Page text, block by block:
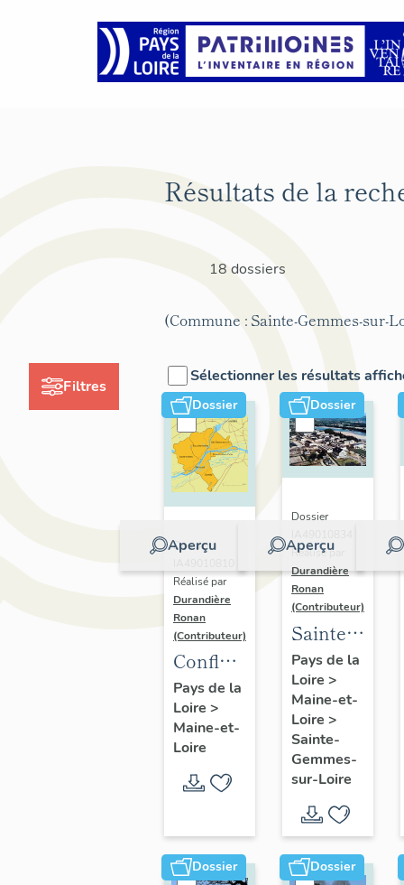
Filtres
Résultats de la
18 dossiers
(Commune : Sainte-Gemmes-sur-
Sélectionner les résultats
Dossier
Aperçu
Dossier
Réalisé par
Durandière
Ronan
(Contributeur)
Confluence
Maine-
Loire :
présentation
l'opération
Pays de la
Loire >
Maine-et-
Loire
Dossier
Aperçu
Dossier
Réalisé par
Durandière
Ronan
(Contributeur)
Sainte-
Gemmes-
sur-
Loire :
présentation
de la
commune
Pays de la
Loire >
Maine-et-
Loire >
Sainte-
Gemmes-
sur-Loire
Dossier Dossier